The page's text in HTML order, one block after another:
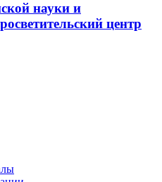
науки и
центр